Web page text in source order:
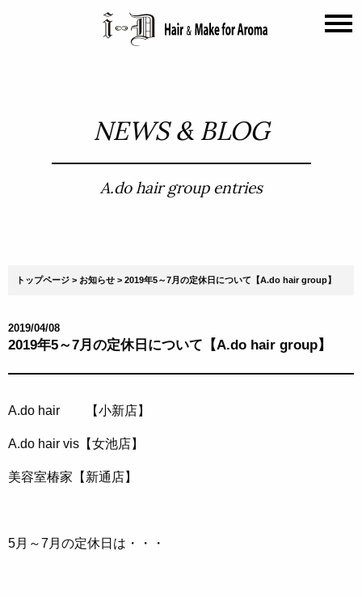
NEWS & BLOG
A.do hair group entries
トップページ お知らせ 2019年5～7月の定休日について【A.do hair group】
2019/04/08
2019年5～7月の定休日について【A.do hair group】
A.do hair 【小新店】
A.do hair vis【女池店】
美容室椿家【新通店】
5月～7月の定休日は・・・